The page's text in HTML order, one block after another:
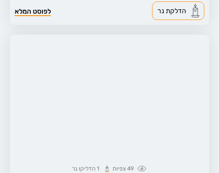
לפוסט המלא הדלקת נר
49 צפיות 1 הדליקו נר